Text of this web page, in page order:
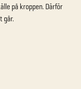
på kroppen. Därför
går.